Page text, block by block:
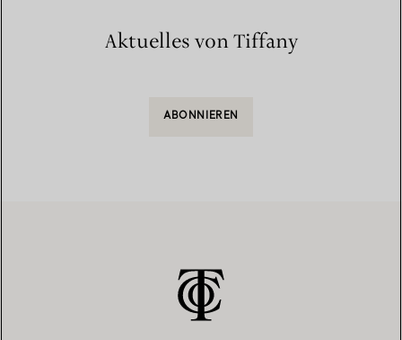
Aktuelles von Tiffany
ABONNIEREN